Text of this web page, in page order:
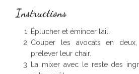
Instructions
Éplucher et émincer l’ail.
Couper les avocats en
prélever leur chair.
La mixer avec le reste des